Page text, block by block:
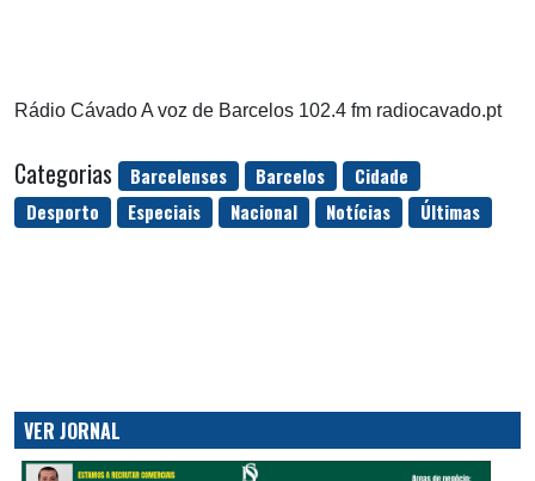
Rádio Cávado A voz de Barcelos 102.4 fm radiocavado.pt
Categorias Barcelenses Barcelos
Cidade
Desporto
Especiais Nacional Notícias Últimas
VER JORNAL